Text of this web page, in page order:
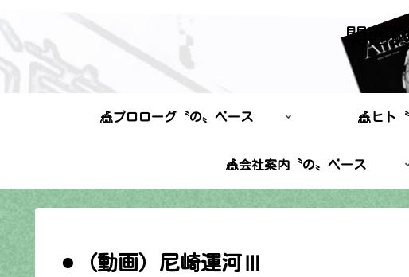
関西
🎪プロローグ〝の〟ベース 🎪ヒト
🎪会社案内〝の〟ベース
⚫︎（動画）尼崎運河Ⅲ